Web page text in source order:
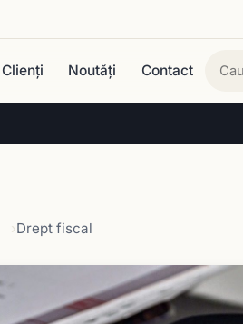
Clienți Noutăți Contact
Drept fiscal